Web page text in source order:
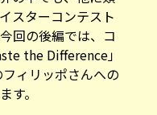
スターコンテスト
回の後編では、コ
the Difference」
ィリッポさんへの
す。